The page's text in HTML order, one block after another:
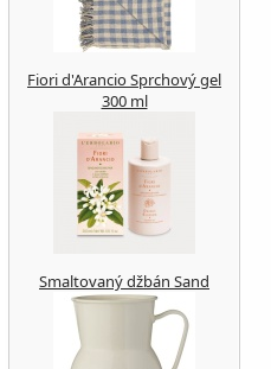
Fiori d'Arancio Sprchový gel
300 ml
Smaltovaný džbán Sand